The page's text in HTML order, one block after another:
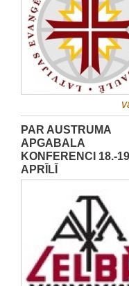
PAR AUSTRUMA
APGABALA
KONFERENCI 18.-
APRĪLĪ